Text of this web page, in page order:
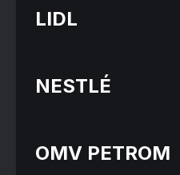
LIDL
NESTLÉ
OMV PETROM